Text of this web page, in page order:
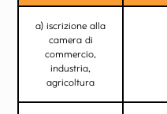
a) iscrizione alla
camera di
commercio,
industria,
agricoltura